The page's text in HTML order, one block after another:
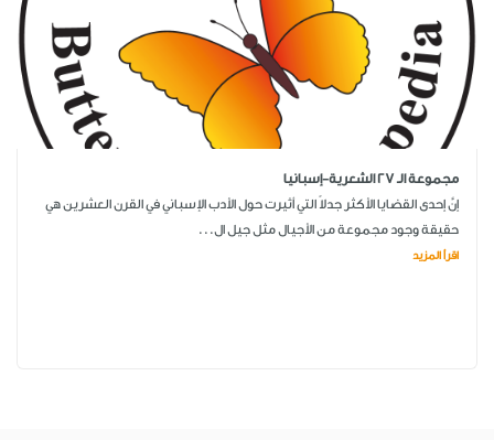
مجموعة الـ 27 الشعرية-إسبانيا
إنَّ إحدى القضايا الأكثر جدلاً التي أثيرت حول الأدب الإسباني في القرن العشرين هي
حقيقة وجود مجموعة من الأجيال مثل جيل ال...
اقرأ المزيد